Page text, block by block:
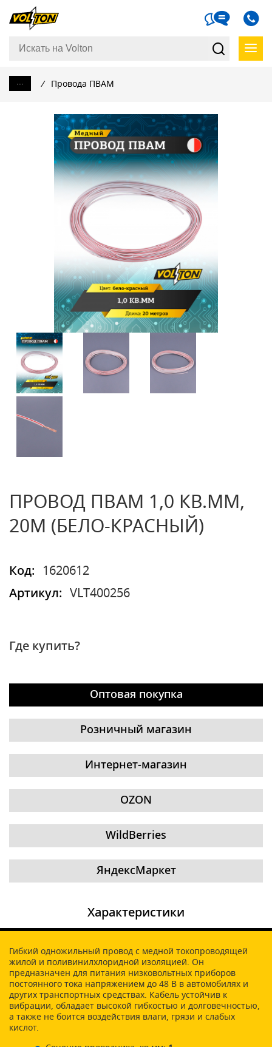
... / Провода ПВАМ
ПРОВОД ПВАМ 1,0 КВ.ММ,
20М (БЕЛО-КРАСНЫЙ)
Код:
1620612
Артикул:
VLT400256
Где купить?
Оптовая покупка
Розничный магазин
Интернет-магазин
OZON
WildBerries
ЯндексМаркет
Характеристики
Гибкий одножильный провод с медной токопроводящей
жилой и поливинилхлоридной изоляцией. Он
предназначен для питания низковольтных приборов
постоянного тока напряжением до 48 В в автомобилях и
других транспортных средствах. Кабель устойчив к
вибрации, обладает высокой гибкостью и долговечностью,
а также не боится воздействия влаги, грязи и слабых
кислот.